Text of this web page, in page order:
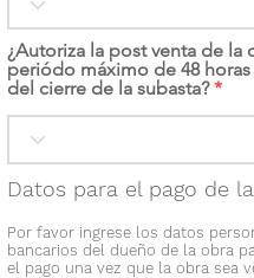
¿Autoriza la post venta de la
periódo máximo de 48
del cierre de la subasta?
Datos para el pago de
Por favor ingrese los datos
bancarios del dueño de la obra
el pago una vez que la obra sea